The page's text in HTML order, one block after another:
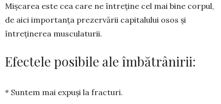
Mișcarea este cea care ne în­treține cel mai bine corpul,
de aici importanța prezervării capitalului osos și
întreținerea mus­cu­laturii.
Efectele posibile ale îmbătrâ­ni­rii:
* Suntem mai expuși la frac­turi.